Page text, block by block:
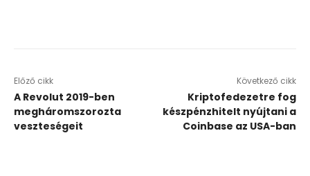
Előző cikk
A Revolut 2019-ben
megháromszorozta
veszteségeit
Következő cikk
Kriptofedezetre fog
készpénzhitelt nyújtani a
Coinbase az USA-ban